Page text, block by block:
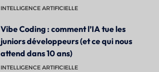
INTELLIGENCE ARTIFICIELLE
Vibe Coding : comment l’IA tue les
juniors développeurs (et ce qui nous
attend dans 10 ans)
INTELLIGENCE ARTIFICIELLE